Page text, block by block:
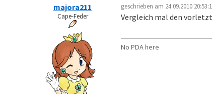
majora211
Cape-Feder
geschrieben am 24.09.2010
Vergleich mal den
No PDA here